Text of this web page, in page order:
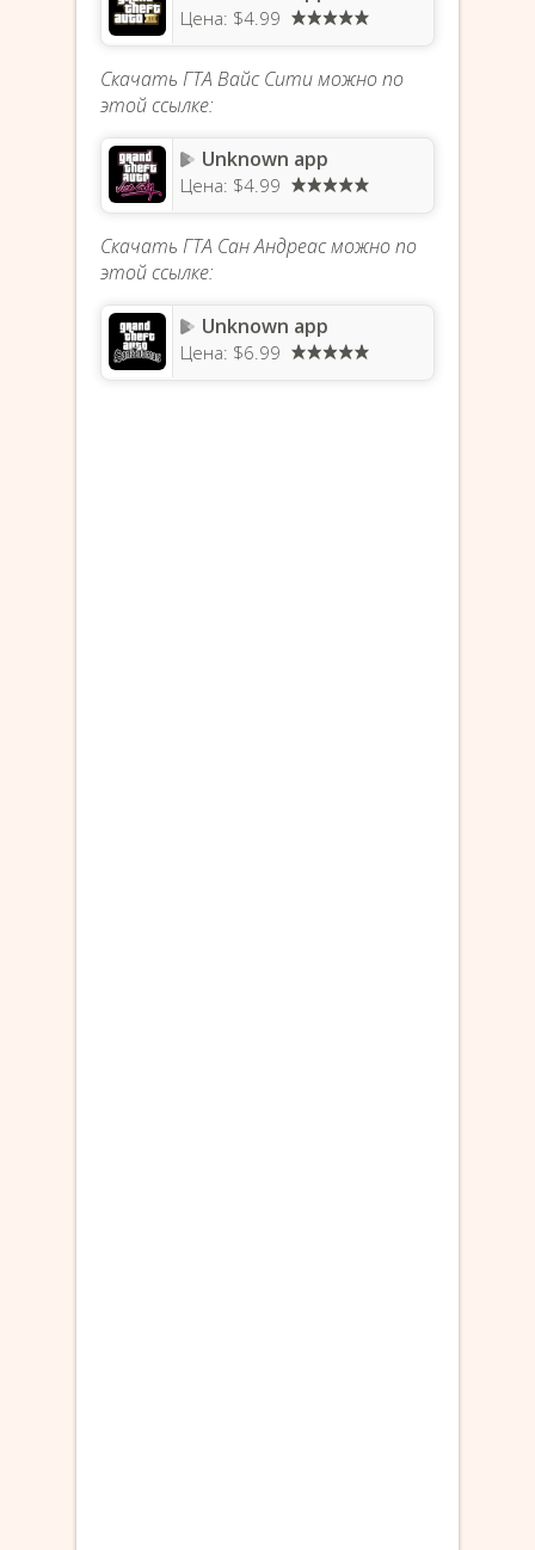
Цена: $4.99
Скачать ГТА Вайс Сити можно по
этой ссылке:
Unknown app
Цена: $4.99
Скачать ГТА Сан Андреас можно по
этой ссылке:
Unknown app
Цена: $6.99